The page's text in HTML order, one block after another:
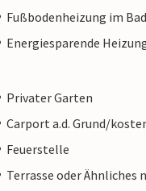
Fußbodenheizung im
Energiesparende
Privater Garten
Carport a.d. Grund/
Feuerstelle
Terrasse oder Ähnliches